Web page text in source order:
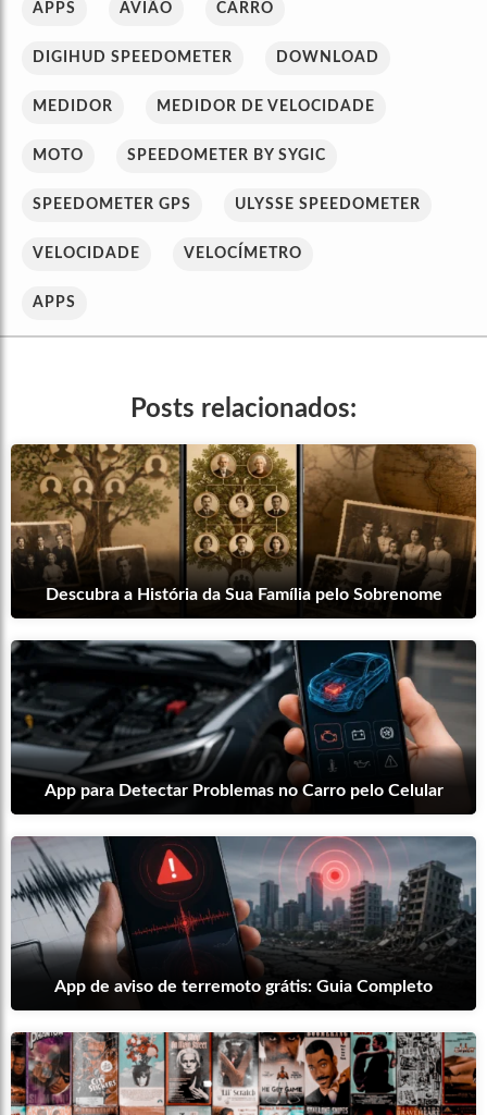
APPS AVIÃO CARRO
DIGIHUD SPEEDOMETER DOWNLOAD
MEDIDOR MEDIDOR DE VELOCIDADE
MOTO SPEEDOMETER BY SYGIC
SPEEDOMETER GPS ULYSSE SPEEDOMETER
VELOCIDADE VELOCÍMETRO
APPS
Posts relacionados:
Descubra a História da Sua Família pelo Sobrenome
App para Detectar Problemas no Carro pelo Celular
App de aviso de terremoto grátis: Guia Completo